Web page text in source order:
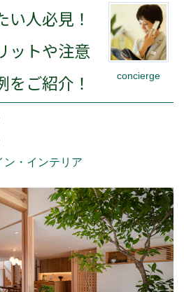
concierge
人必見！
ットや注意
をご紹介！
ン・インテリア